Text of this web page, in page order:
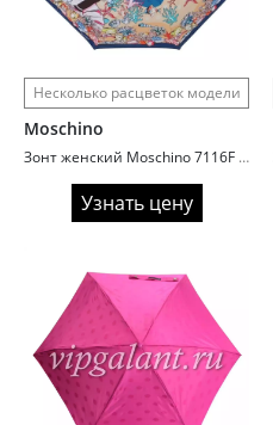
Несколько расцветок модели
Moschino
Зонт женский Moschino 7116F Olivia Under the Sea Blue
Узнать цену